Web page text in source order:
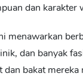
dan karakter
menawarkan
dan banyak
dan bakat